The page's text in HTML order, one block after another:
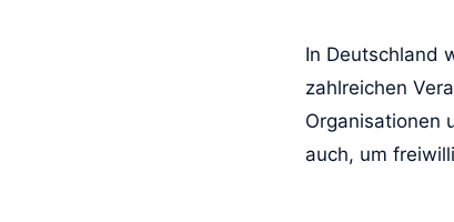
In Deutschland
zahlreichen
Organisationen
auch, um